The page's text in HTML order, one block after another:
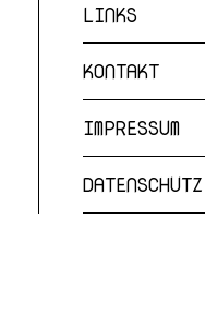
LINKS
KONTAKT
IMPRESSUM
DATENSCHUTZ